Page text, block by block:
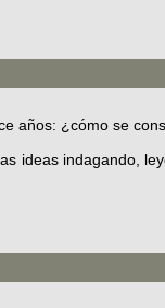
años: ¿cómo se
ideas indagando,